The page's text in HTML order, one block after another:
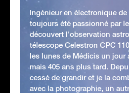
Ingénieur en électronique de
toujours été passionné par
découvert l'observation
télescope Celestron CPC
les lunes de Médicis un jour
mais 405 ans plus tard.
cessé de grandir et je la
avec la photographie, un